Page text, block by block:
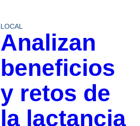
LOCAL
Analizan
beneficios
y retos de
la lactancia